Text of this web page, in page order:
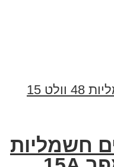
חשמליות